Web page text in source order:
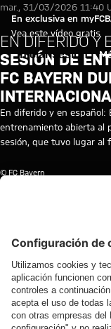
En
Reproducir vídeo
En exclusiva en
Vea este vídeo gratis
Iniciar sesión
mar., 31/03/2026 11:40
EN DIFERIDO Y
SESIÓN DE
FC BAYERN
En diferido y en español:
entrenamiento abierta al
sesión, que tuvo lugar al
© FC Bayern
TEMAS DE
BAYERN
TV
RE-
LIVE
/
VÍDEOS
Vídeo
EN DIFERIDO
Vídeo
AUDI
Vídeo
EN DIFERIDO
Vídeo
EN